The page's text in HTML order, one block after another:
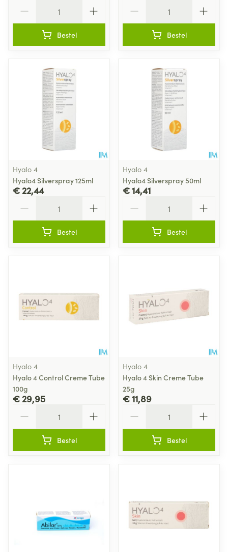
Bestel Bestel
Hyalo 4
Hyalo4 Silverspray 125ml
€ 22,44
Bestel
Hyalo 4
Hyalo4 Silverspray 50ml
€ 14,41
Bestel
Hyalo 4
Hyalo 4 Control Creme Tube
100g
€ 29,95
Bestel
Hyalo 4
Hyalo 4 Skin Creme Tube
25g
€ 11,89
Bestel